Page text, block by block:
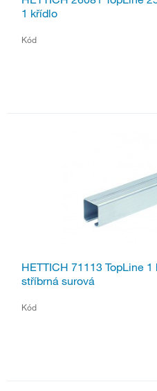
1 křídlo
Kód
HETTICH 71113 TopLine
stříbrná surová
Kód